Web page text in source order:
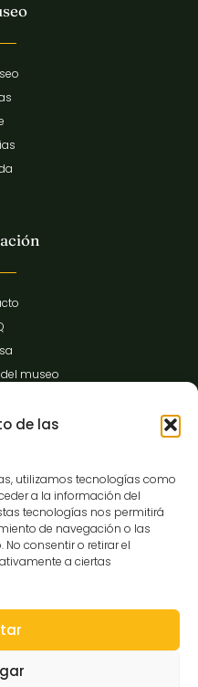
de las
utilizamos tecnologías como
a la información del
tecnologías nos permitirá
de navegación o las
consentir o retirar el
a ciertas
museo